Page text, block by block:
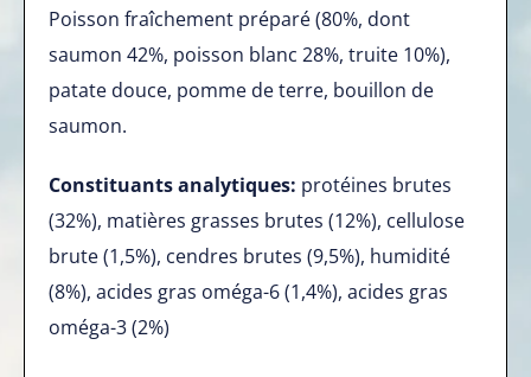
Poisson fraîchement préparé (80%, dont
saumon 42%, poisson blanc 28%, truite 10%),
patate douce, pomme de terre, bouillon de
saumon.
Constituants analytiques: protéines brutes
(32%), matières grasses brutes (12%), cellulose
brute (1,5%), cendres brutes (9,5%), humidité
(8%), acides gras oméga-6 (1,4%), acides gras
oméga-3 (2%)